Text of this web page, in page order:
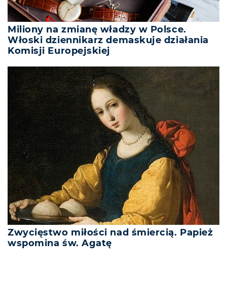
Miliony na zmianę władzy w Polsce.
Włoski dziennikarz demaskuje działania
Komisji Europejskiej
Zwycięstwo miłości nad śmiercią. Papież
wspomina św. Agatę